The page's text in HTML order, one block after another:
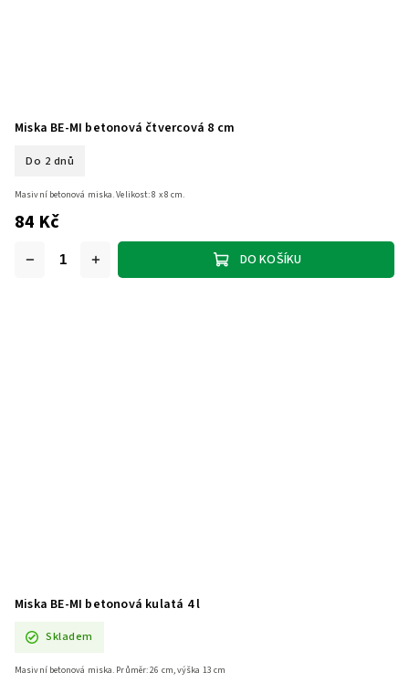
Miska BE-MI betonová čtvercová 8 cm
Do 2 dnů
84 Kč
DO KOŠÍKU
Masivní betonová miska. Velikost: 8 x 8 cm.
Miska BE-MI betonová kulatá 4 l
Skladem
Masivní betonová miska. Průměr: 26 cm, výška 13 cm